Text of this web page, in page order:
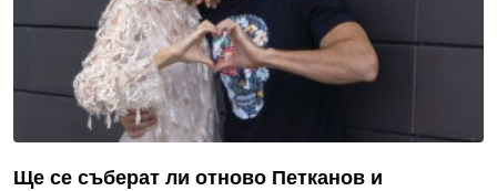
Ще се съберат ли отново Петканов и